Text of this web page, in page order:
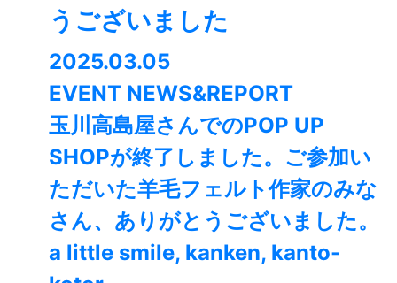
うございました
2025.03.05
EVENT NEWS&REPORT
玉川高島屋さんでのPOP UP
SHOPが終了しました。⁡ご参加い
ただいた羊毛フェルト作家のみな
さん、ありがとうございました。
a little smile, kanken, kanto-